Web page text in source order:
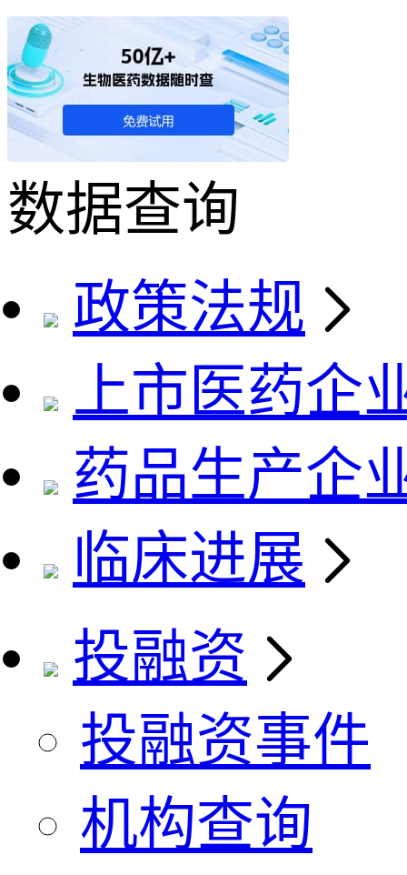
数据查询
政策法规
上市医药企
药品生产企
临床进展
投融资
投融资事件
机构查询